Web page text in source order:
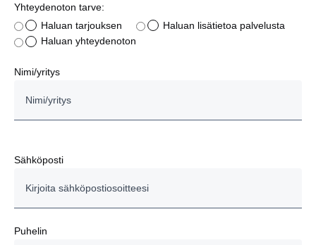
Yhteydenoton tarve:
Haluan tarjouksen
Haluan lisätietoa palvelusta
Haluan yhteydenoton
Nimi/yritys
Sähköposti
Puhelin